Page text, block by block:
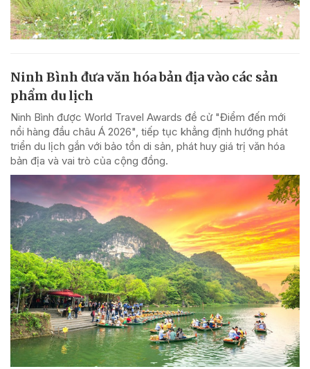
Ninh Bình đưa văn hóa bản địa vào các sản
phẩm du lịch
Ninh Bình được World Travel Awards đề cử "Điểm đến mới
nổi hàng đầu châu Á 2026", tiếp tục khẳng định hướng phát
triển du lịch gắn với bảo tồn di sản, phát huy giá trị văn hóa
bản địa và vai trò của cộng đồng.